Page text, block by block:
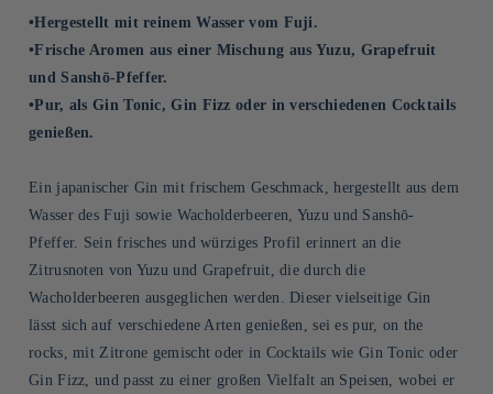
•Hergestellt mit reinem Wasser vom Fuji.
•Frische Aromen aus einer Mischung aus Yuzu, Grapefruit
und Sanshō-Pfeffer.
•Pur, als Gin Tonic, Gin Fizz oder in verschiedenen Cocktails
genießen.
Ein japanischer Gin mit frischem Geschmack, hergestellt aus dem
Wasser des Fuji sowie Wacholderbeeren, Yuzu und Sanshō-
Pfeffer. Sein frisches und würziges Profil erinnert an die
Zitrusnoten von Yuzu und Grapefruit, die durch die
Wacholderbeeren ausgeglichen werden. Dieser vielseitige Gin
lässt sich auf verschiedene Arten genießen, sei es pur, on the
rocks, mit Zitrone gemischt oder in Cocktails wie Gin Tonic oder
Gin Fizz, und passt zu einer großen Vielfalt an Speisen, wobei er